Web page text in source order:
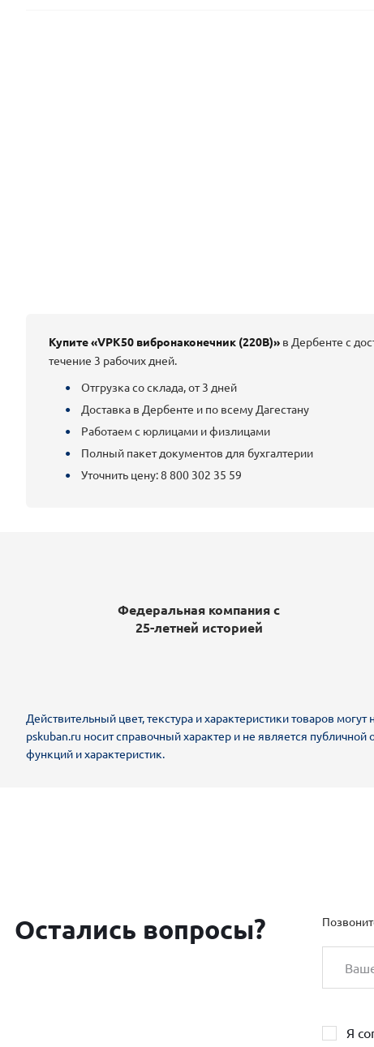
Купите «VPK50 вибронаконечник (220В)» в Дербенте с
течение 3 рабочих дней.
Отгрузка со склада, от 3 дней
Доставка в Дербенте и по всему Дагестану
Работаем с юрлицами и физлицами
Полный пакет документов для бухгалтерии
Уточнить цену: 8 800 302 35 59
Федеральная компания с
25-летней историей
Действительный цвет, текстура и характеристики товаров
pskuban.ru носит справочный характер и не является
функций и характеристик.
Остались вопросы?
Я